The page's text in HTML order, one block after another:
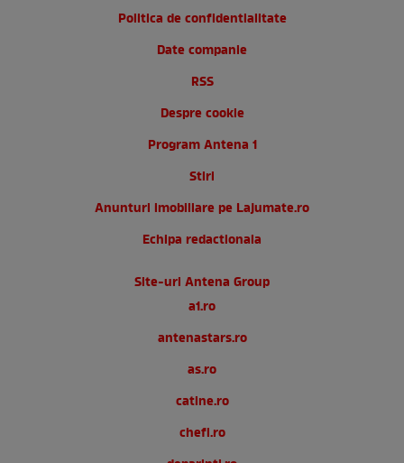
Politica de confidentialitate
Date companie
RSS
Despre cookie
Program Antena 1
Stiri
Anunturi imobiliare pe Lajumate.ro
Echipa redactionala
Site-uri Antena Group
a1.ro
antenastars.ro
as.ro
catine.ro
chefi.ro